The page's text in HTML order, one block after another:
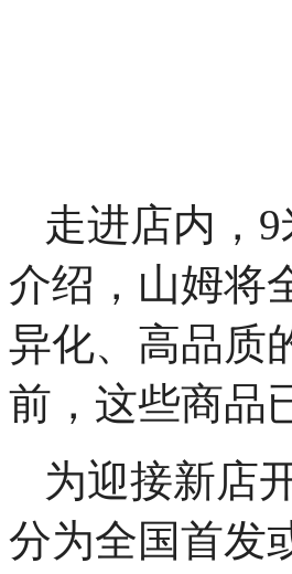
走进店内，
介绍，山姆将
异化、高品质
前，这些商品
为迎接新店
分为全国首发